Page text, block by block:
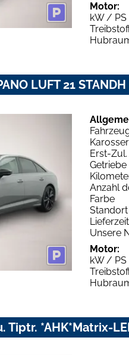
Motor:
kW / PS
LUFT 21 STANDH
Erst-Zul.
Getriebe
Anzahl
Farbe
Standort
Lieferzeit
Unsere
Motor:
kW / PS
Tiptr. *AHK*Matrix-